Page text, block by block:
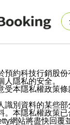
預約科技行銷股
隱私的安全。
受本隱私權政策
識別資料的某些
。本隱私權政策
網站將盡快回覆